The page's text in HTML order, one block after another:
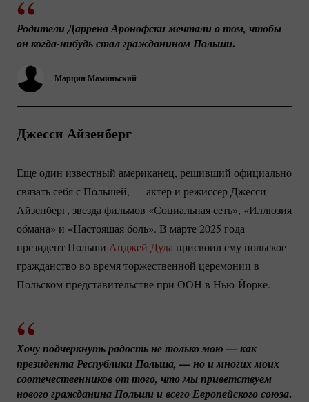
Марцин Маминьский
Родители Даррена Аронофски мечтали о том, чтобы
он когда-нибудь стал гражданином Польши.
Джесси Айзенберг
Еще один известный американец, решивший официально
связать себя с Польшей, — актер и режиссер Джесси
Айзенберг, звезда фильмов «Социальная сеть», «Иллюзия
обмана» и «Настоящая боль». В марте 2025 года
президент Польши Анджей Дуда присвоил ему польское
гражданство во время торжественной церемонии в
Польском представительстве при ООН в Нью-Йорке.
Хочу подчеркнуть радость не только мою — как
президента Республики Польша, — но и многих моих
соотечественников от того, что мы приветствуем
нового гражданина Польши и всего Европейского союза.